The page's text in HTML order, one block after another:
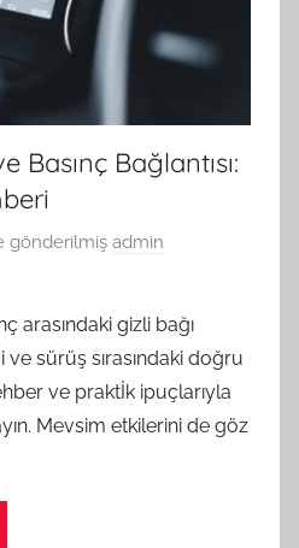
Basınç Bağlantısı:
gönderilmiş admin
arasındaki gizli bağı
sürüş sırasındaki doğru
ve praktİk ipuçlarıyla
Mevsim etkilerini de göz